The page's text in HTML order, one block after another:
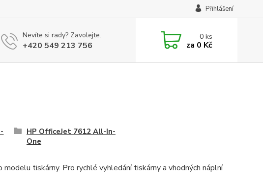
Přihlášení
Nevíte si rady? Zavolejte.
+420 549 213 756
0ks
za 0 Kč
HP OfficeJet 7612 All-In-
One
tiskárny. Pro rychlé vyhledání tiskárny a vhodných náplní